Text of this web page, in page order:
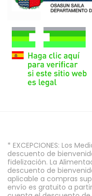
* EXCEPCIONES: Los
descuento de
fidelización. La
descuento de
aplicable a compras
envío es gratuito a